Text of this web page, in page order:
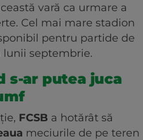
vară ca urmare a
Cel mai mare stadion
pentru partide de
septembrie.
s-ar putea juca
FCSB a hotărât să
meciurile de pe teren